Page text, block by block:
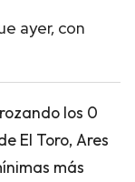
ayer, con
los 0
El Toro, Ares
más